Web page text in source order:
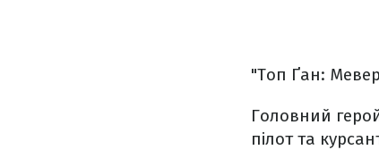
"Топ Ґан:
Головний
пілот та